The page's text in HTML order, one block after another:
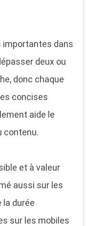
importantes dans
deux ou
donc chaque
concises
aide le
contenu.
et à valeur
aussi sur les
la durée
sur les mobiles